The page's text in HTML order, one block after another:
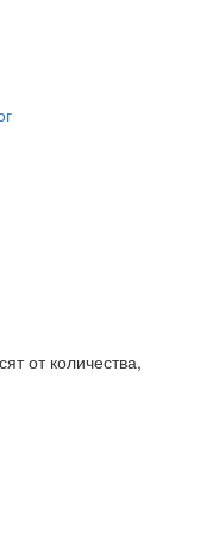
от количества,